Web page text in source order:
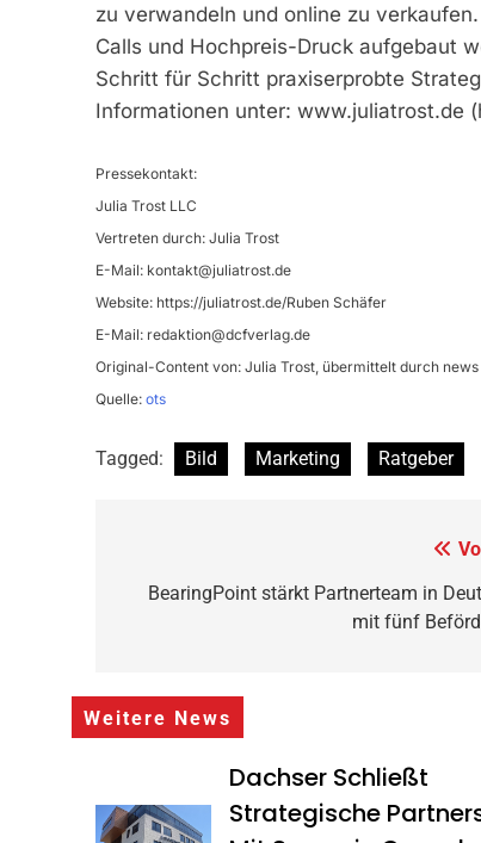
zu verwandeln und online zu
Calls und Hochpreis-Druck aufgebaut
Schritt für Schritt praxiserprobte
Informationen unter: www.juliatrost.de
Pressekontakt:
Julia Trost LLC
Vertreten durch: Julia Trost
E-Mail: kontakt@juliatrost.de
Website: https://juliatrost.de/Ruben Schäfer
E-Mail: redaktion@dcfverlag.de
Original-Content von: Julia Trost, übermittelt durch
Quelle: ots
Tagged: Bild Marketing Ratgeber
BearingPoint stärkt Partnerteam in
mit fünf
Weitere News
Dachser Schließt
Strategische